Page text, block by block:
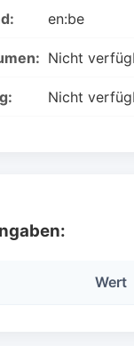
en:be
Nicht
Nicht
Wert